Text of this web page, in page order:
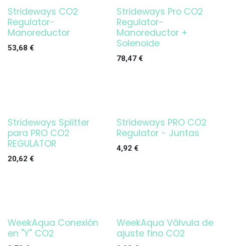
Strideways CO2
Regulator-
Manoreductor
53,68 €
Strideways Pro CO2
Regulator-
Manoreductor +
Solenoide
78,47€
Strideways Splitter
para PRO CO2
REGULATOR
20,62 €
Strideways PRO CO2
Regulator - Juntas
4,92 €
WeekAqua Conexión
en "Y" CO2
WeekAqua Válvula de
ajuste fino CO2